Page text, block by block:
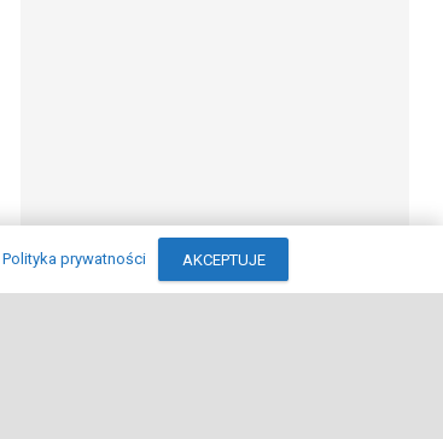
Polityka prywatności AKCEPTUJE